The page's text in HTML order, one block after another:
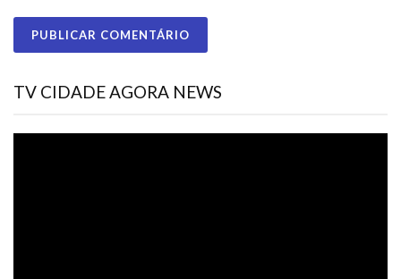
TV CIDADE AGORA NEWS